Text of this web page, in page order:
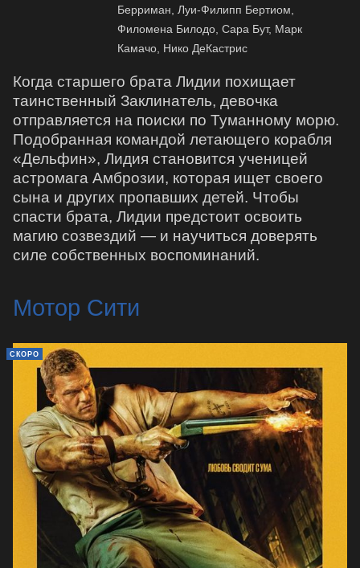
Берриман, Луи-Филипп Бертиом,
Филомена Билодо, Сара Бут, Марк
Камачо, Нико ДеКастрис
Когда старшего брата Лидии похищает
таинственный Заклинатель, девочка
отправляется на поиски по Туманному морю.
Подобранная командой летающего корабля
«Дельфин», Лидия становится ученицей
астромага Амброзии, которая ищет своего
сына и других пропавших детей. Чтобы
спасти брата, Лидии предстоит освоить
магию созвездий — и научиться доверять
силе собственных воспоминаний.
Мотор Сити
СКОРО